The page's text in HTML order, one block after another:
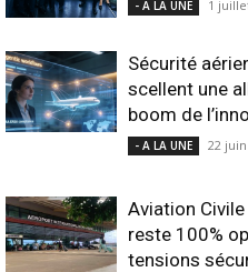
- A LA UNE 1
Sécurité
scellent une
boom de
- A LA UNE 22
Aviation Civile
reste 100%
tensions